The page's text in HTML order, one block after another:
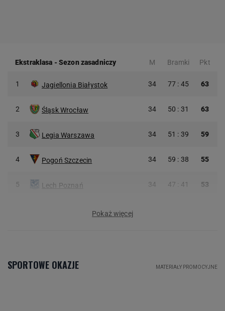
Ekstraklasa - Sezon zasadniczy M Bramki Pkt
1 Jagiellonia Białystok 34 77 : 45 63
2 Śląsk Wrocław 34 50 : 31 63
3 Legia Warszawa 34 51 : 39 59
4 Pogoń Szczecin 34 59 : 38 55
5 Lech Poznań 34 47 : 41 53
Pokaż więcej